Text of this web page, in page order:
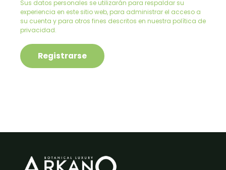
Sus datos personales se utilizarán para respaldar su
experiencia en este sitio web, para administrar el acceso a
su cuenta y para otros fines descritos en nuestra política de
privacidad.
Registrarse